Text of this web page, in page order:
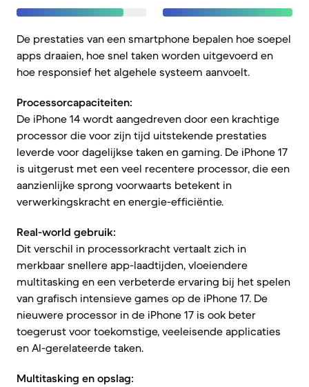
De prestaties van een smartphone bepalen hoe soepel
apps draaien, hoe snel taken worden uitgevoerd en
hoe responsief het algehele systeem aanvoelt.
Processorcapaciteiten:
De iPhone 14 wordt aangedreven door een krachtige
processor die voor zijn tijd uitstekende prestaties
leverde voor dagelijkse taken en gaming. De iPhone 17
is uitgerust met een veel recentere processor, die een
aanzienlijke sprong voorwaarts betekent in
verwerkingskracht en energie-efficiëntie.
Real-world gebruik:
Dit verschil in processorkracht vertaalt zich in
merkbaar snellere app-laadtijden, vloeiendere
multitasking en een verbeterde ervaring bij het spelen
van grafisch intensieve games op de iPhone 17. De
nieuwere processor in de iPhone 17 is ook beter
toegerust voor toekomstige, veeleisende applicaties
en AI-gerelateerde taken.
Multitasking en opslag: